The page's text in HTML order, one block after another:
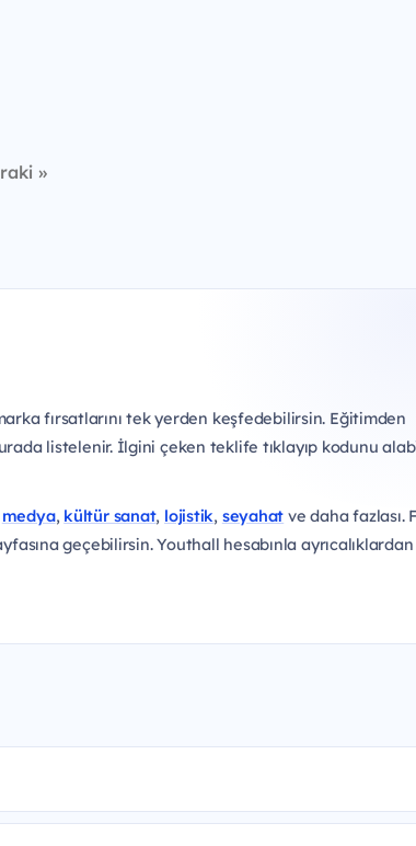
»
fırsatlarını tek yerden keşfedebilirsin. Eğitimden
listelenir. İlgini çeken teklife tıklayıp kodunu
medya, kültür sanat, lojistik, seyahat ve daha fazlası.
geçebilirsin. Youthall hesabınla ayrıcalıklardan